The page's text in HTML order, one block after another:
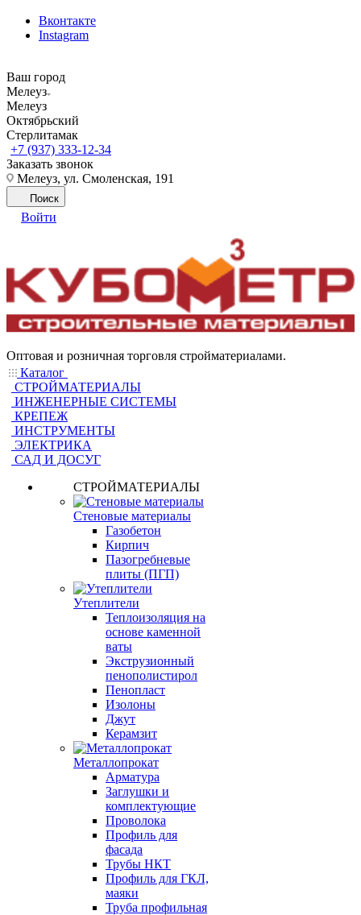
Вконтакте
Instagram
Ваш город
Мелеуз
Мелеуз
Октябрьский
Стерлитамак
+7 (937) 333-12-34
Заказать звонок
Мелеуз, ул. Смоленская, 191
Поиск
Войти
Оптовая и розничная торговля стройматериалами.
Каталог
СТРОЙМАТЕРИАЛЫ
ИНЖЕНЕРНЫЕ СИСТЕМЫ
КРЕПЕЖ
ИНСТРУМЕНТЫ
ЭЛЕКТРИКА
САД И ДОСУГ
СТРОЙМАТЕРИАЛЫ
Стеновые материалы
Газобетон
Кирпич
Пазогребневые
плиты (ПГП)
Утеплители
Теплоизоляция на
основе каменной
ваты
Экструзионный
пенополистирол
Пенопласт
Изолоны
Джут
Керамзит
Металлопрокат
Арматура
Заглушки и
комплектующие
Проволока
Профиль для
фасада
Трубы НКТ
Профиль для ГКЛ,
маяки
Труба профильная